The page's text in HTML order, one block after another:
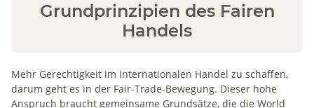
Grundprinzipien des Fairen
Handels
Mehr Gerechtigkeit im internationalen Handel zu schaffen,
darum geht es in der Fair-Trade-Bewegung. Dieser hohe
Anspruch braucht gemeinsame Grundsätze, die die World